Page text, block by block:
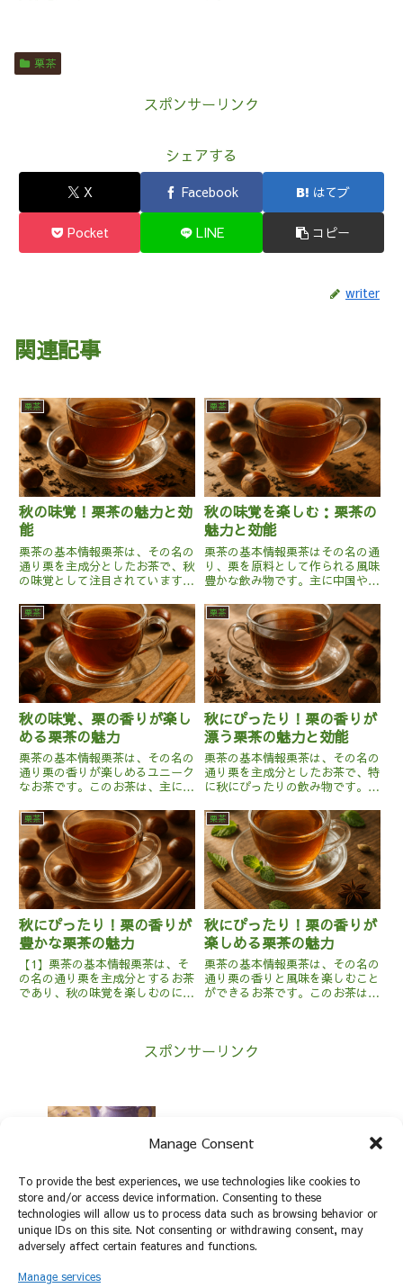
Manage Consent
To provide the best experiences, we use technologies like cookies to
store and/or access device information. Consenting to these
technologies will allow us to process data such as browsing behavior or
unique IDs on this site. Not consenting or withdrawing consent, may
adversely affect certain features and functions.
Manage services
栗茶
スポンサーリンク
シェアする
X Facebook はてブ
Pocket LINE コピー
writer
関連記事
栗茶
秋の味覚！栗茶の魅力と効
能
栗茶の基本情報栗茶は、その名の
通り栗を主成分としたお茶で、秋
の味覚として注目されています。
で、特に栗の生産が盛んな地域で
愛されています。栗茶は、栗の実
を乾燥させた後、細かく砕き、お
湯で煮出して作られます。そのた
め...
栗茶
秋の味覚を楽しむ：栗茶の
魅力と効能
栗茶の基本情報栗茶はその名の通
り、栗を原料として作られる風味
豊かな飲み物です。主に中国や日
感じる季節に特に人気がありま
す。栗茶は、焙煎した栗の皮や果
実を使って作られることが多く、
栗の自然な甘みと香ばしさが特徴
で...
栗茶
秋の味覚、栗の香りが楽し
める栗茶の魅力
栗茶の基本情報栗茶は、その名の
通り栗の香りが楽しめるユニーク
なお茶です。このお茶は、主に中
実を乾燥させてお茶として利用す
ることが一般的です。栗は秋の味
覚として日本でも広く知られてお
り、その甘い香りと風味は多く
の...
栗茶
秋にぴったり！栗の香りが
漂う栗茶の魅力と効能
栗茶の基本情報栗茶は、その名の
通り栗を主成分としたお茶で、特
に秋にぴったりの飲み物です。日
る栗茶は、栗の豊かな香りと自然
な甘さが特徴です。このお茶は栗
の実を乾燥させ、焙煎することで
作られます。製法によっては、
栗...
栗茶
秋にぴったり！栗の香りが
豊かな栗茶の魅力
【1】栗茶の基本情報栗茶は、そ
の名の通り栗を主成分とするお茶
であり、秋の味覚を楽しむのにぴ
製法が特徴です。栗茶は、焙煎し
栗茶
秋にぴったり！栗の香りが
楽しめる栗茶の魅力
栗茶の基本情報栗茶は、その名の
通り栗の香りと風味を楽しむこと
ができるお茶です。このお茶は、
の葉を乾燥させて茶葉とブレンド
スポンサーリンク
ラベンダーティーの魅力と効能
お茶の中で最もエキゾチックな香り！ジ
ャスミン茶の魅力と効能